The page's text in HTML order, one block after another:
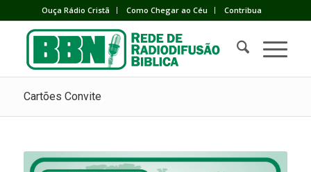
Ouça Rádio Cristã Como Chegar ao Céu Contribua
Cartões Convite